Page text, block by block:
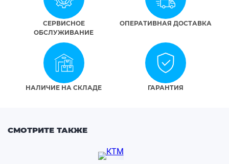
СЕРВИСНОЕ
ОБСЛУЖИВАНИЕ
ОПЕРАТИВНАЯ ДОСТАВКА
НАЛИЧИЕ НА СКЛАДЕ ГАРАНТИЯ
СМОТРИТЕ ТАКЖЕ